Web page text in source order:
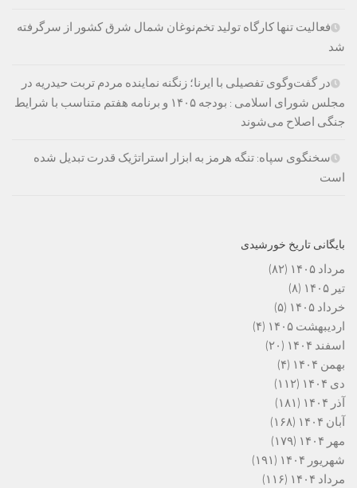
فعالیت تنها کارگاه تولید تخم‌نوغان شمال شرق کشور از سرگرفته
شد
در گفت‌وگوی تفصیلی با ایرنا؛ زنگنه نماینده مردم تربت حیدریه در
مجلس شورای اسلامی : بودجه ۱۴۰۵ و برنامه هفتم متناسب با شرایط
جنگی اصلاح می‌شوند
سخنگوی سپاه: تنگه هرمز به ابزار استراتژیک قدرت تبدیل شده
است
بایگانی تاریخ خورشیدی
مرداد ۱۴۰۵
(۸۲)
تیر ۱۴۰۵
(۸)
خرداد ۱۴۰۵
(۵)
اردیبهشت ۱۴۰۵
(۴)
اسفند ۱۴۰۴
(۲۰)
بهمن ۱۴۰۴
(۴)
دی ۱۴۰۴
(۱۱۲)
آذر ۱۴۰۴
(۱۸۱)
آبان ۱۴۰۴
(۱۶۸)
مهر ۱۴۰۴
(۱۷۹)
شهریور ۱۴۰۴
(۱۹۱)
مرداد ۱۴۰۴
(۱۱۶)